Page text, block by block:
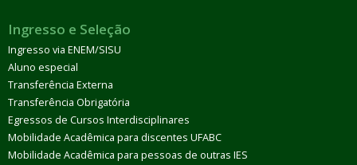
Ingresso e Seleção
Ingresso via ENEM/SISU
Aluno especial
Transferência Externa
Transferência Obrigatória
Egressos de Cursos Interdisciplinares
Mobilidade Acadêmica para discentes UFABC
Mobilidade Acadêmica para pessoas de outras IES